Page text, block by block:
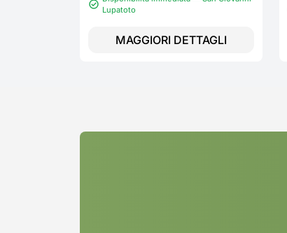
Lupatoto
MAGGIORI DETTAGLI